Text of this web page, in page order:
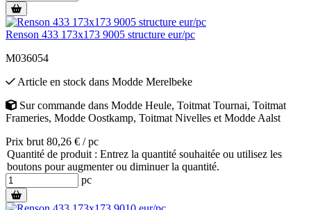
Renson 433 173x173 9005 structure eur/pc
M036054
Article en stock dans Modde Merelbeke
Sur commande dans Modde Heule, Toitmat Tournai, Toitmat
Frameries, Modde Oostkamp, Toitmat Nivelles et Modde Aalst
Prix brut 80,26 € / pc
Quantité de produit : Entrez la quantité souhaitée ou utilisez les
boutons pour augmenter ou diminuer la quantité.
pc